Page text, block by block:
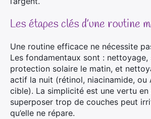
Les étapes clés d’une routine
Une routine efficace ne nécessite
Les fondamentaux sont : nettoyage,
protection solaire le matin, et
actif la nuit (rétinol, niacinamide, ou
cible). La simplicité est une vertu en
superposer trop de couches peut
qu’elle ne répare.